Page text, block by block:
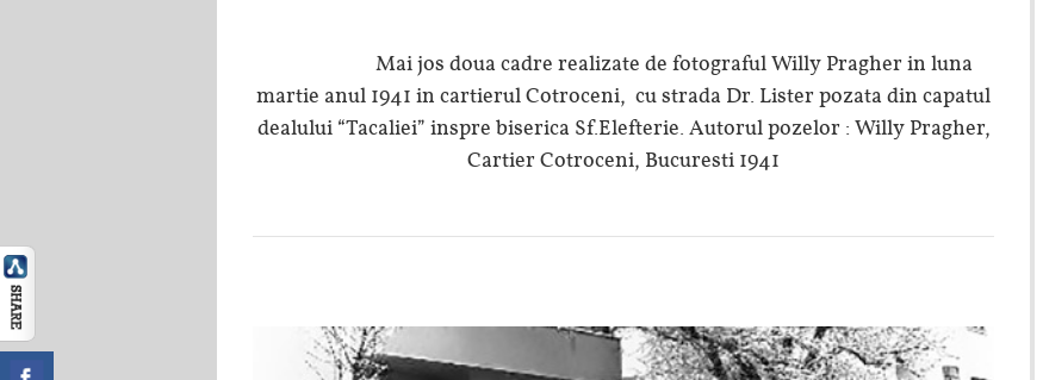
Mai jos doua cadre realizate de fotograful Willy Pragher in luna
martie anul 1941 in cartierul Cotroceni, cu strada Dr. Lister pozata din capatul
dealului “Tacaliei” inspre biserica Sf.Elefterie. Autorul pozelor : Willy Pragher,
Cartier Cotroceni, Bucuresti 1941